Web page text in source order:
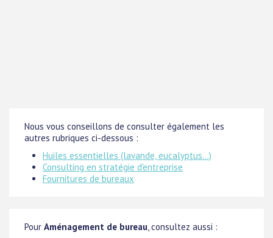
Nous vous conseillons de consulter également les
autres rubriques ci-dessous :
Huiles essentielles (lavande, eucalyptus...)
Consulting en stratégie d'entreprise
Fournitures de bureaux
Pour Aménagement de bureau, consultez aussi :